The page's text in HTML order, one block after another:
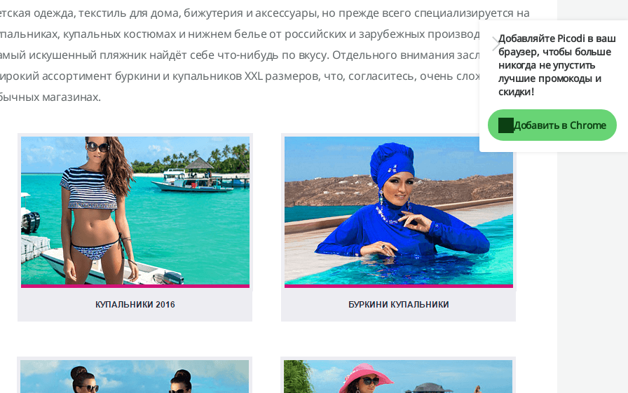
одежда, текстиль для дома, бижутерия и аксессуары, но прежде всего специализируется на
купальных костюмах и нижнем белье от российских и зарубежных производителей.
искушенный пляжник найдёт себе что-нибудь по вкусу. Отдельного внимания заслуживает
ассортимент буркини и купальников XXL размеров, что, согласитесь, очень сложно найти в
магазинах.
Добавляйте Picodi в ваш
браузер, чтобы больше
никогда не упустить
лучшие промокоды и
скидки!
Добавить в Chrome